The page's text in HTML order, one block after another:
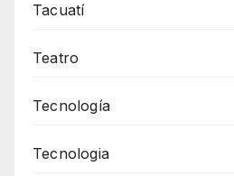
Tacuatí
Teatro
Tecnología
Tecnologia